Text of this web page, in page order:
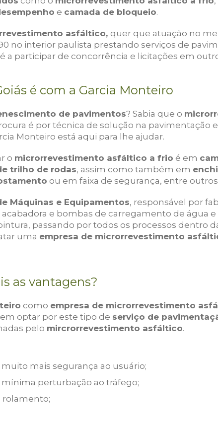
e camada de bloqueio.
asfáltico, quer que atuação no
no interior paulista prestando serviços de
a participar de concorrência e licitações em
é com a Garcia Monteiro
de pavimentos? Sabia que o
é por técnica de solução na pavimentação
Monteiro está aqui para lhe ajudar.
o microrrevestimento asfáltico a frio é em
trilho de rodas, assim como também em
ou em faixa de segurança, entre
Máquinas e Equipamentos, responsável por
acabadora e bombas de carregamento de água
passando por todos os processos dentro
uma empresa de microrrevestimento
as vantagens?
como empresa de microrrevestimento
optar por este tipo de serviço de
pelo mircrorrevestimento asfáltico.
mais segurança ao usuário;
perturbação ao tráfego;
rolamento;